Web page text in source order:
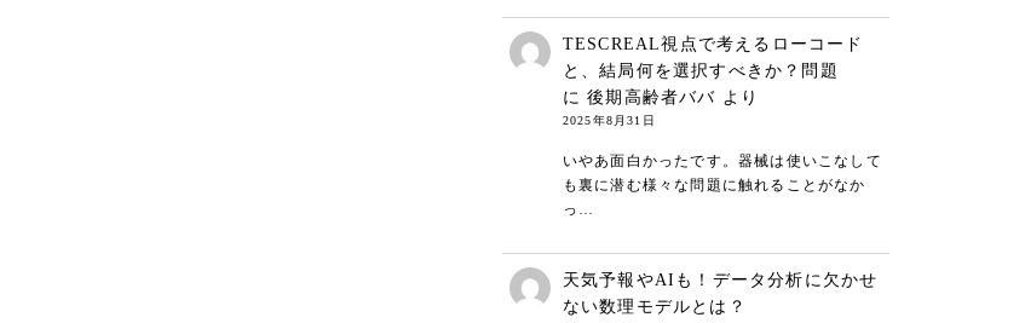
TESCREAL視点で考えるローコード
と、結局何を選択すべきか？問題
に後期高齢者ババ より
2025年8月31日
いやあ面白かったです。器械は使いこなして
も裏に潜む様々な問題に触れることがなか
っ…
天気予報やAIも！データ分析に欠かせ
ない数理モデルとは？